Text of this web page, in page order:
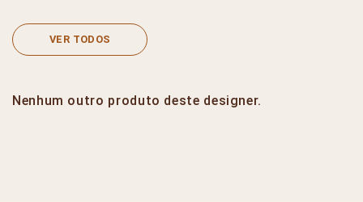
VER TODOS
Nenhum outro produto deste designer.